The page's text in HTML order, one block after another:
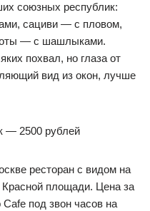
союзных республик:
сациви — с пловом,
— с шашлыками.
похвал, но глаза от
вид из окон, лучше
— 2500 рублей
ресторан с видом на
площади. Цена за
под звон часов на